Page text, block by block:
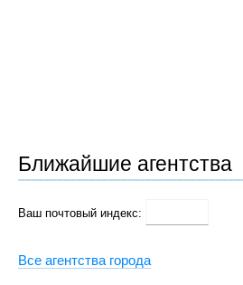
Ближайшие агентства
Ваш почтовый индекс:
Все агентства города